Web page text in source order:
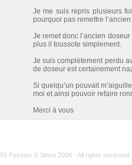
Je me suis repris plusieurs
pourquoi pas remettre
Je remet donc l’ancien
plus il toussote simplement.
Je suis complètement perdu
de doseur est certainement
Si quelqu’un pouvait
moi et ainsi pouvoir refaire
Merci à vous
Passion © Since 2008 - All rights reserved